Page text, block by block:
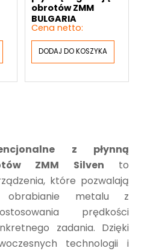
obrotów ZMM
BULGARIA
DODAJ DO KOSZYKA
z płynną
ZMM Silven to
które pozwalają
obrabianie metalu z
prędkości
zadania. Dzięki
technologii i